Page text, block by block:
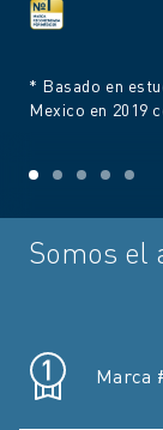
* Basado en
Mexico en 2019
Somos el
Marca